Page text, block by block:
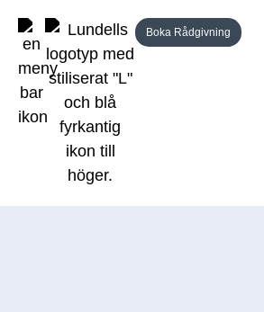
Boka Rådgivning